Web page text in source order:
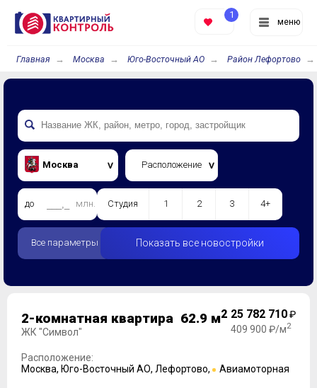
меню
1
Главная Москва Юго-Восточный АО Район Лефортово
Москва Расположение
до млн. Студия 1 2 3 4+
Все параметры Показать все новостройки
2-комнатная квартира 62.9 м2
ЖК "Символ"
25 782 710₽
409 900 ₽/м2
Расположение:
Москва, Юго-Восточный АО, Лефортово, Авиамоторная